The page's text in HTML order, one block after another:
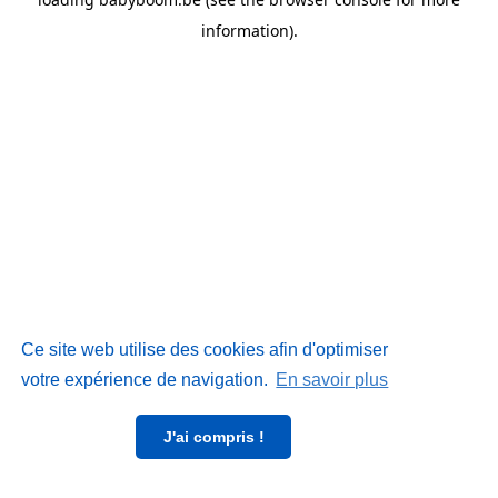
Ce site web utilise des cookies afin d'optimiser
votre expérience de navigation. En savoir plus
J'ai compris !
information).